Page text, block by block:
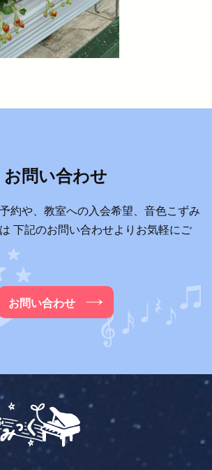
お問い合わせ
約や、教室への入会希望、音色こずみ
下記のお問い合わせよりお気軽にご
お問い合わせ